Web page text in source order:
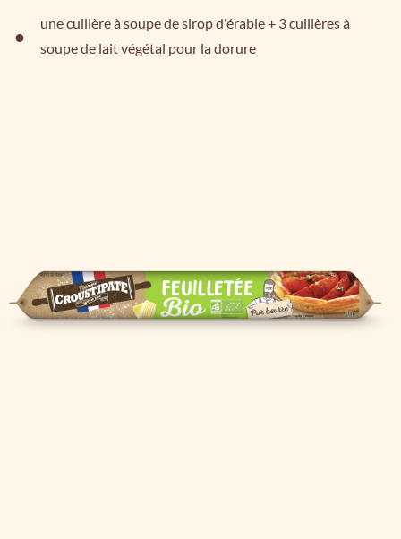
une cuillère à soupe de sirop d'érable + 3 cuillères à
soupe de lait végétal pour la dorure